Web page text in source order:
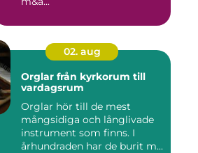
02. aug
Orglar från kyrkorum till
vardagsrum
Orglar hör till de mest
mångsidiga och långlivade
instrument som finns. I
århundraden har de burit m...